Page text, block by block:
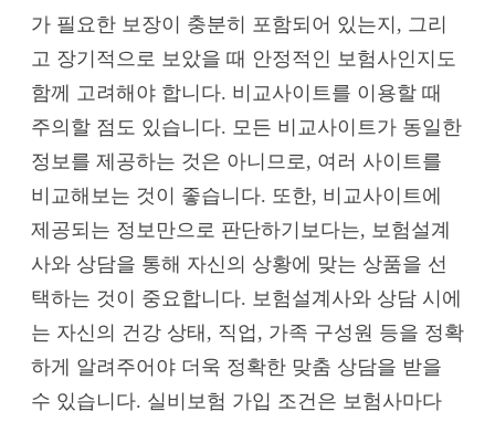
가 필요한 보장이 충분히 포함되어 있는지, 그리
고 장기적으로 보았을 때 안정적인 보험사인지도
함께 고려해야 합니다. 비교사이트를 이용할 때
주의할 점도 있습니다. 모든 비교사이트가 동일한
정보를 제공하는 것은 아니므로, 여러 사이트를
비교해보는 것이 좋습니다. 또한, 비교사이트에
제공되는 정보만으로 판단하기보다는, 보험설계
사와 상담을 통해 자신의 상황에 맞는 상품을 선
택하는 것이 중요합니다. 보험설계사와 상담 시에
는 자신의 건강 상태, 직업, 가족 구성원 등을 정확
하게 알려주어야 더욱 정확한 맞춤 상담을 받을
수 있습니다. 실비보험 가입 조건은 보험사마다